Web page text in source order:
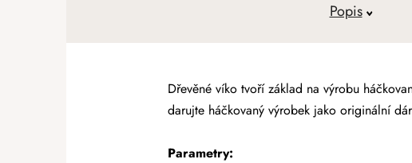
Popis
Dřevěné víko tvoří základ na výrobu
darujte háčkovaný výrobek jako originální
Parametry: